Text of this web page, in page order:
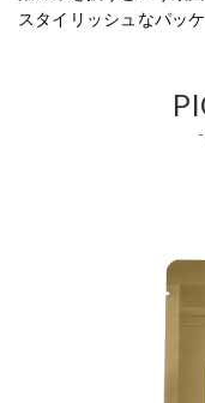
スタイリッシュなパッ